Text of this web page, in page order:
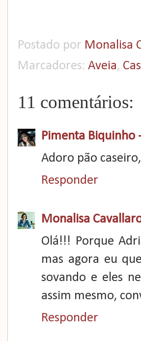
Postado por Monalisa
Marcadores: Aveia,
11 comentários:
Pimenta Biquinho
Adoro pão
Responder
Monalisa
Olá!!! Porque
mas agora eu
sovando e eles
assim mesmo,
Responder